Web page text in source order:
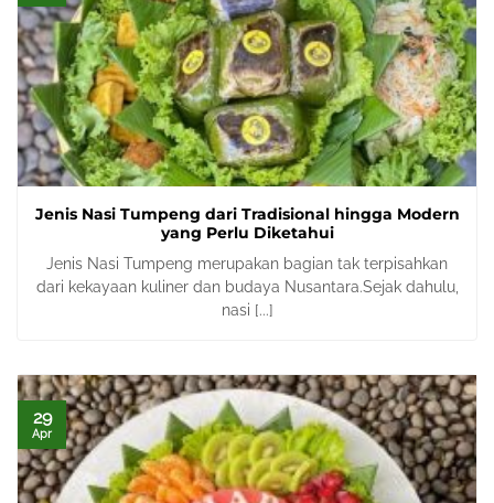
Jenis Nasi Tumpeng dari Tradisional hingga Modern
yang Perlu Diketahui
Jenis Nasi Tumpeng merupakan bagian tak terpisahkan
dari kekayaan kuliner dan budaya Nusantara.Sejak dahulu,
nasi [...]
29
Apr